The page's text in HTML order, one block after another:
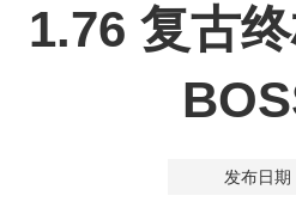
1.76 复古
发布日